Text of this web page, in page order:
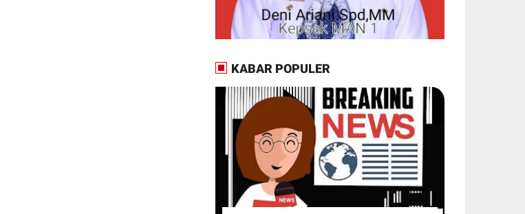
KABAR POPULER